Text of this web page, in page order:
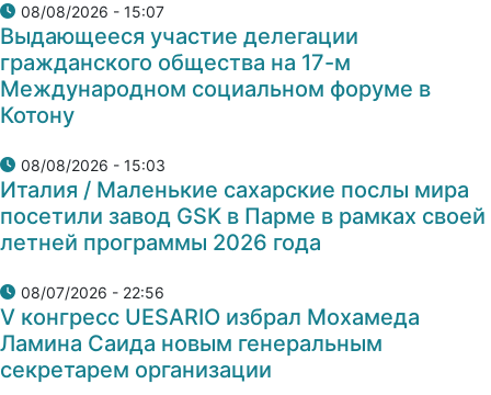
08/08/2026 - 15:07
Выдающееся участие делегации
гражданского общества на 17-м
Международном социальном форуме в
Котону
08/08/2026 - 15:03
Италия / Маленькие сахарские послы мира
посетили завод GSK в Парме в рамках своей
летней программы 2026 года
08/07/2026 - 22:56
V конгресс UESARIO избрал Мохамеда
Ламина Саида новым генеральным
секретарем организации